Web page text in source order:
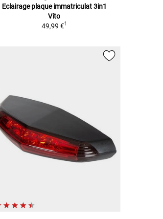
Eclairage plaque immatriculat 3in1
Vito
49,99 €1